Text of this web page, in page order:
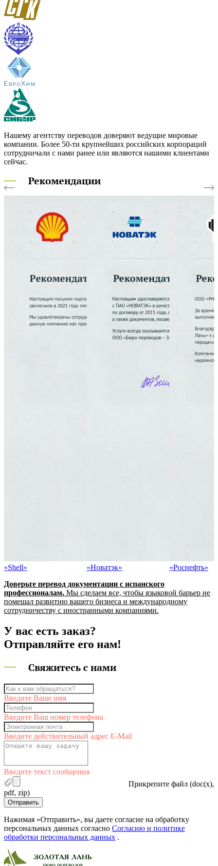
Нашему агентству переводов доверяют ведущие мировые
компании. Более 50-ти крупнейших российских корпораций
сотрудничали с нами ранее или являются нашими клиентами
сейчас.
Рекомендации
«Shell» «Новатэк»
«Pоснефть»
Доверьте перевод документации с испанского
профессионалам. Мы сделаем все, чтобы языковой барьер не
помешал развитию вашего бизнеса и международному
сотрудничеству с иностранными компаниями.
У вас есть заказ?
Отправляйте его нам!
Свяжитесь с нами
Введите Ваше имя
Введите Ваш номер телефона
Введите действительный адрес E-Mail
Введите текст сообщения
Прикрепите файл (doc(x),
pdf, zip)
Отправить
Нажимая «Отправить», вы даете согласие на обработку
персональных данных согласно Согласию и политике
обработки персональных данных .